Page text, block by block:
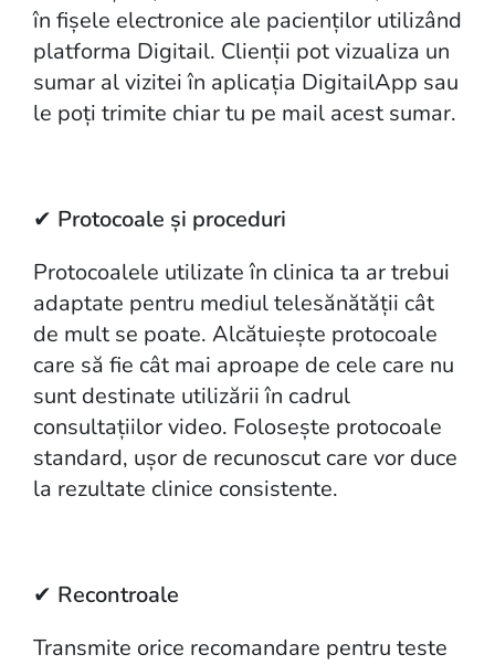
în fișele electronice ale pacienților utilizând
platforma Digitail. Clienții pot vizualiza un
sumar al vizitei în aplicația DigitailApp sau
le poți trimite chiar tu pe mail acest sumar.
✔ Protocoale și proceduri
Protocoalele utilizate în clinica ta ar trebui
adaptate pentru mediul telesănătății cât
de mult se poate. Alcătuiește protocoale
care să fie cât mai aproape de cele care nu
sunt destinate utilizării în cadrul
consultațiilor video. Folosește protocoale
standard, ușor de recunoscut care vor duce
la rezultate clinice consistente.
✔ Recontroale
Transmite orice recomandare pentru teste